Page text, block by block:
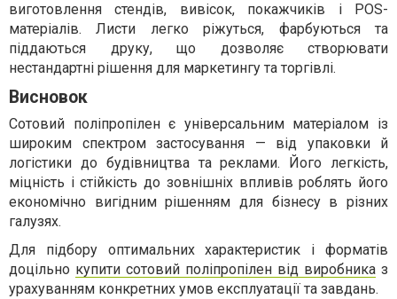
виготовлення стендів, вивісок, покажчиків і POS-
матеріалів. Листи легко ріжуться, фарбуються та
піддаються друку, що дозволяє створювати
нестандартні рішення для маркетингу та торгівлі.
Висновок
Сотовий поліпропілен є універсальним матеріалом із
широким спектром застосування — від упаковки й
логістики до будівництва та реклами. Його легкість,
міцність і стійкість до зовнішніх впливів роблять його
економічно вигідним рішенням для бізнесу в різних
галузях.
Для підбору оптимальних характеристик і форматів
доцільно купити сотовий поліпропілен від виробника з
урахуванням конкретних умов експлуатації та завдань.